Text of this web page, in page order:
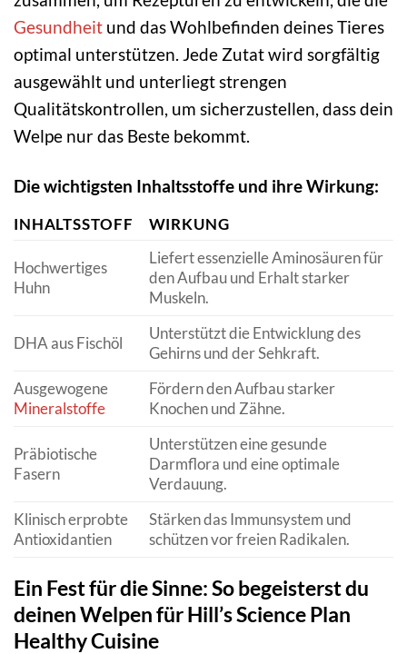
Gesundheit und das Wohlbefinden deines Tieres
optimal unterstützen. Jede Zutat wird sorgfältig
ausgewählt und unterliegt strengen
Qualitätskontrollen, um sicherzustellen, dass dein
Welpe nur das Beste bekommt.
Die wichtigsten Inhaltsstoffe und ihre Wirkung:
INHALTSSTOFF WIRKUNG
Hochwertiges
Huhn
Liefert essenzielle Aminosäuren für
den Aufbau und Erhalt starker
Muskeln.
DHA aus Fischöl
Unterstützt die Entwicklung des
Gehirns und der Sehkraft.
Ausgewogene
Mineralstoffe
Fördern den Aufbau starker
Knochen und Zähne.
Präbiotische
Fasern
Unterstützen eine gesunde
Darmflora und eine optimale
Verdauung.
Klinisch erprobte
Antioxidantien
Stärken das Immunsystem und
schützen vor freien Radikalen.
Ein Fest für die Sinne: So begeisterst du
deinen Welpen für Hill’s Science Plan
Healthy Cuisine